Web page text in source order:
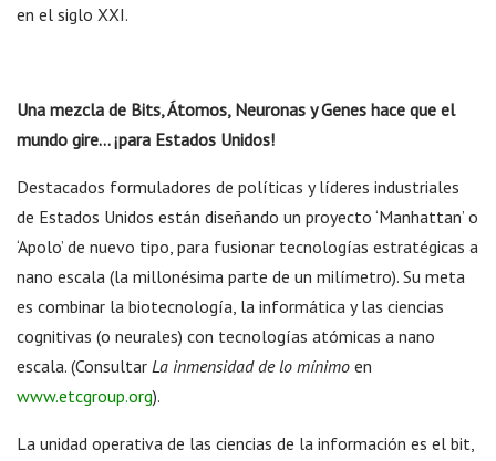
en el siglo XXI.
Una mezcla de Bits, Átomos, Neuronas y Genes hace que el
mundo gire… ¡para Estados Unidos!
Destacados formuladores de políticas y líderes industriales
de Estados Unidos están diseñando un proyecto ‘Manhattan’ o
‘Apolo’ de nuevo tipo, para fusionar tecnologías estratégicas a
nano escala (la millonésima parte de un milímetro). Su meta
es combinar la biotecnología, la informática y las ciencias
cognitivas (o neurales) con tecnologías atómicas a nano
escala. (Consultar La inmensidad de lo mínimo en
www.etcgroup.org).
La unidad operativa de las ciencias de la información es el bit,